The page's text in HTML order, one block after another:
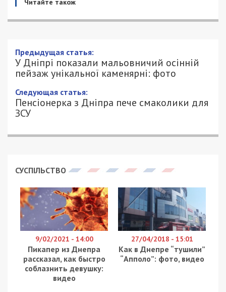
У Дніпрі показали мальовничий осінній
пейзаж унікальної каменярні: фото
22/10/2022 - 12:08
ПЕТРО ЩУКІН - СПЕЦИАЛЬНО ДЛЯ
49000.COM.UA
2124
Для того, щоб насолодитися теплими осінніми
можен здійснити кожен дніпрянин
своєму Facebook.
Місцем, куди відправились у подорож
мандрівники стала Таромська каменярня. Це
покинутий гранітний кар’єр, який за десятиліття
перетворився в мальовничий куточок природи.
Тому для короткої подорожі вихідного дня
зовсім не обов’язково обирати якісь складні
маршрути. Прекрасне знаходиться від нас на
відстані витягнутої руки, варто лише помітити